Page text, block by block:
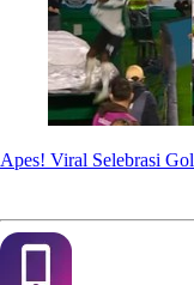
Apes! Viral Selebrasi